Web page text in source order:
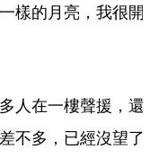
樣的月亮，我很開
人在一樓聲援，還
不多，已經沒望了